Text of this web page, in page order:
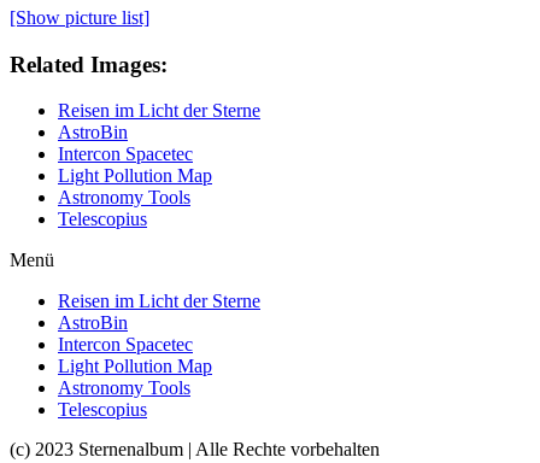
[Show picture list]
Related Images:
Reisen im Licht der Sterne
AstroBin
Intercon Spacetec
Light Pollution Map
Astronomy Tools
Telescopius
Menü
Reisen im Licht der Sterne
AstroBin
Intercon Spacetec
Light Pollution Map
Astronomy Tools
Telescopius
(c) 2023 Sternenalbum | Alle Rechte vorbehalten